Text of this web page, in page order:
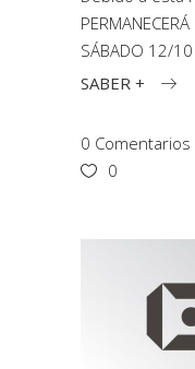
SÁBADO 12/
SABER +
0 Comentarios
0